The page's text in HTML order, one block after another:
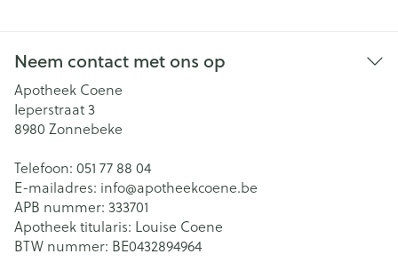
Neem contact met ons op
Apotheek Coene
Ieperstraat 3
8980 Zonnebeke
Telefoon: 051 77 88 04
E-mailadres: info@apotheekcoene.be
APB nummer: 333701
Apotheek titularis: Louise Coene
BTW nummer: BE0432894964